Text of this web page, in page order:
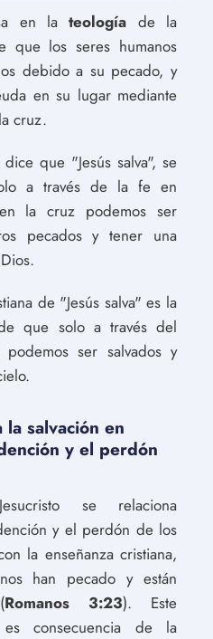
en lateología de la
que los seres humanos
debido a su pecado, y
en su lugar mediante
cruz.
que "Jesús salva", se
a través de la fe en
la cruz podemos ser
pecados y tener una
de "Jesús salva" es la
que solo a través del
ser salvados y
la salvación en
y el perdón
se relaciona
y el perdón de los
la enseñanza cristiana,
han pecado y están
Romanos 3:23). Este
consecuencia de la